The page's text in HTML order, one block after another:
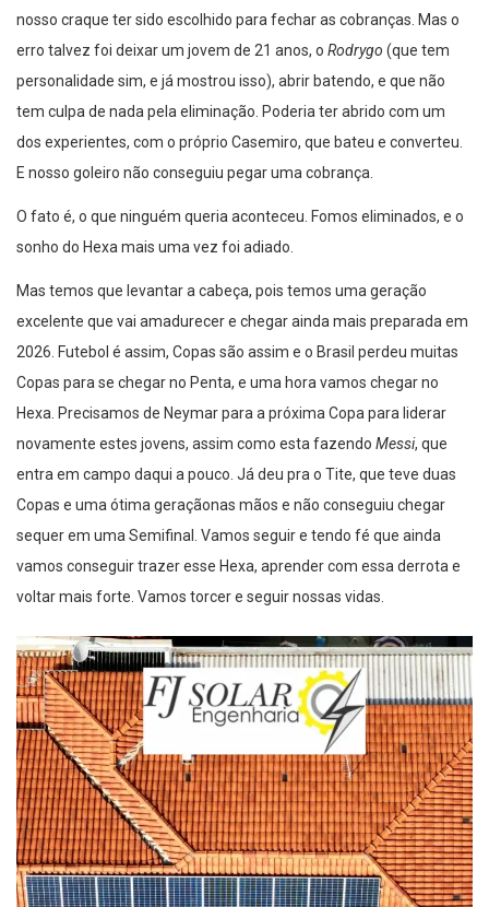
nosso craque ter sido escolhido para fechar as cobranças. Mas o
erro talvez foi deixar um jovem de 21 anos, o Rodrygo (que tem
personalidade sim, e já mostrou isso), abrir batendo, e que não
tem culpa de nada pela eliminação. Poderia ter abrido com um
dos experientes, com o próprio Casemiro, que bateu e converteu.
E nosso goleiro não conseguiu pegar uma cobrança.
O fato é, o que ninguém queria aconteceu. Fomos eliminados, e o
sonho do Hexa mais uma vez foi adiado.
Mas temos que levantar a cabeça, pois temos uma geração
excelente que vai amadurecer e chegar ainda mais preparada em
2026. Futebol é assim, Copas são assim e o Brasil perdeu muitas
Copas para se chegar no Penta, e uma hora vamos chegar no
Hexa. Precisamos de Neymar para a próxima Copa para liderar
novamente estes jovens, assim como esta fazendo Messi, que
entra em campo daqui a pouco. Já deu pra o Tite, que teve duas
Copas e uma ótima geraçãonas mãos e não conseguiu chegar
sequer em uma Semifinal. Vamos seguir e tendo fé que ainda
vamos conseguir trazer esse Hexa, aprender com essa derrota e
voltar mais forte. Vamos torcer e seguir nossas vidas.